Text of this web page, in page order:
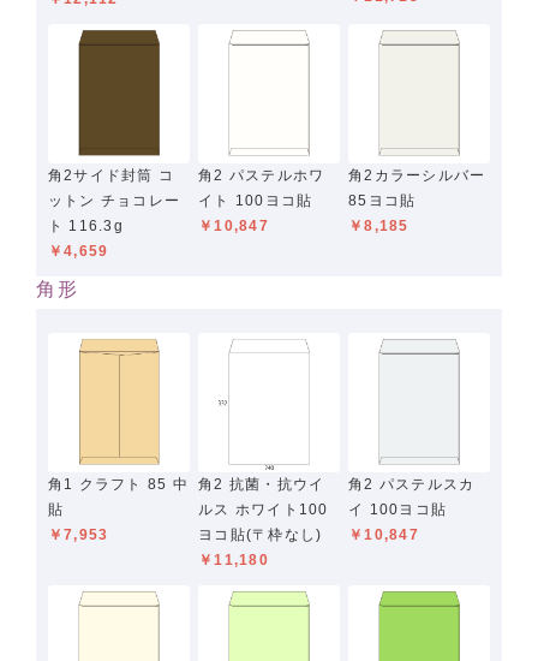
角2サイド封筒 コ
ットン チョコレー
ト 116.3g
￥4,659
角2 パステルホワ
イト 100ヨコ貼
￥10,847
角2カラーシルバー
85ヨコ貼
￥8,185
角形
角1 クラフト 85 中
貼
￥7,953
角2 抗菌・抗ウイ
ルス ホワイト100
ヨコ貼(〒枠なし)
￥11,180
角2 パステルスカ
イ 100ヨコ貼
￥10,847